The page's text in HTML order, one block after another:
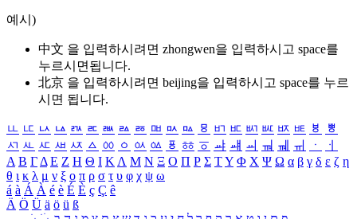
예시)
中文 을 입력하시려면 zhongwen을 입력하시고 space를
누르시면됩니다.
北京 을 입력하시려면 beijing을 입력하시고 space를 누르
시면 됩니다.
ㅥ ㅦ ㅧ ㅨ ㅩ ㅪ ㅫ ㅬ ㅭ ㅮ ㅯ ㅰ ㅱ ㅲ ㅳ ㅴ ㅵ ㅶ ㅷ ㅸ
ㅹ
ㅺ ㅻ ㅼ ㅽ ㅾ ㅿ ㆀ ㆁ ㆂ ㆃ ㆄ ㆅ ㆆ ㆇ ㆈ ㆉ ㆊ ㆋ ㆌ ㆍ
ㆎ
Α Β ΓΔ Ε Ζ Η Θ Ι ΚΛ Μ Ν Ξ Ο Π Ρ Σ ΤΥ Φ Χ Ψ Ω α β γ δ ε ζ η
θ ι κ λ μ ν ξ ο π ρ σ τ υ φ χ ψ ω
á à Á À é è É È ç Ç ê
Ä Ö Ü ä ö ü ß